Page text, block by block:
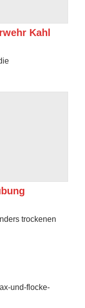
Kahl
trockenen
und-flocke-